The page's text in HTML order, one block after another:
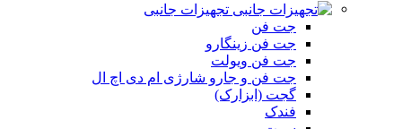
تجهیزات جانبی
جت فن
جت فن زینگارو
جت فن ویولت
جت فن و جارو شارژی ام دی اچ ال
گجت (ابزارک)
فندک